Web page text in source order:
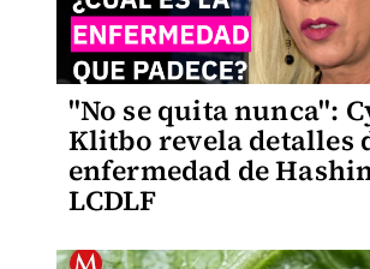
"No se quita nunca":
Klitbo revela detalles
enfermedad de
LCDLF